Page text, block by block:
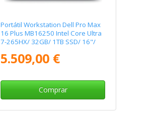
Portátil Workstation Dell Pro Max
16 Plus MB16250 Intel Core Ultra
7-265HX/ 32GB/ 1TB SSD/ 16"/
Pro
5.509,00 €
Comprar